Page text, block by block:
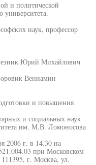
и политической
университета.
наук, профессор
Юрий Михайлович
Вениамин
и повышения
и социальных наук
им. М.В. Ломоносова
2006 г. в 14.30 на
при Московском
г. Москва, ул.